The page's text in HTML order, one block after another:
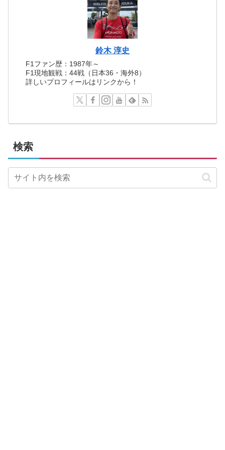
鈴木 淳史
F1ファン歴：1987年～
F1現地観戦：44戦（日本36・海外8）
詳しいプロフィールはリンクから！
検索